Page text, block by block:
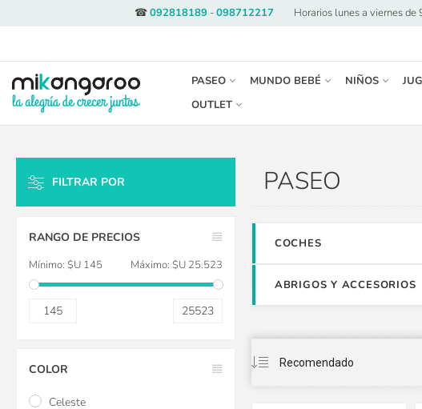
☎092818189-098712217 Horarios lunes a viernes
PASEO MUNDO BEBÉ NIÑOS
OUTLET
PASEO
COCHES
ABRIGOS Y ACCESORIOS
FILTRAR POR
RANGO DE PRECIOS
Mínimo: $U 145 Máximo: $U 25.523
145 25523
COLOR
Celeste